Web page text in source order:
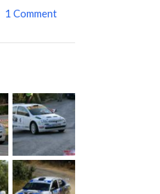
1 Comment